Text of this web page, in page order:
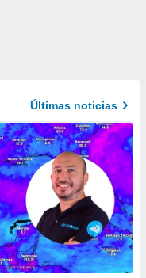
Últimas noticias